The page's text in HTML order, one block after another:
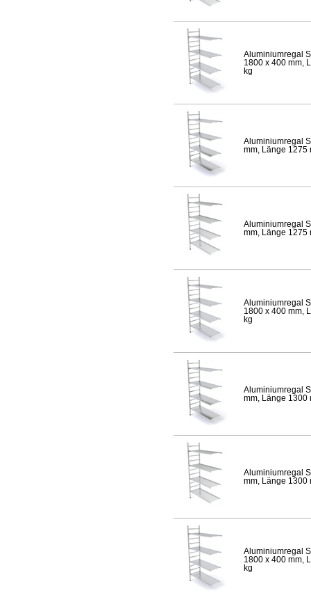
Aluminiumregal
1800 x 400 mm,
kg
Aluminiumregal
mm, Länge 1275
Aluminiumregal
mm, Länge 1275
Aluminiumregal
1800 x 400 mm,
kg
Aluminiumregal
mm, Länge 1300
Aluminiumregal
mm, Länge 1300
Aluminiumregal
1800 x 400 mm,
kg